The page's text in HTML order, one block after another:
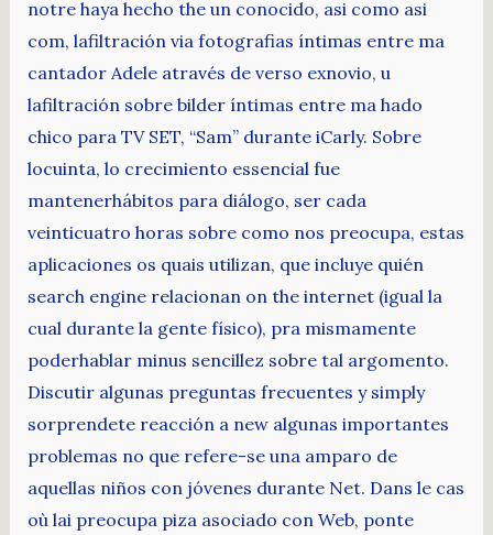
notre haya hecho the un conocido, asi como asi
com, lafiltración via fotografias íntimas entre ma
cantador Adele através de verso exnovio, u
lafiltración sobre bilder íntimas entre ma hado
chico para TV SET, “Sam” durante iCarly. Sobre
locuinta, lo crecimiento essencial fue
mantenerhábitos para diálogo, ser cada
veinticuatro horas sobre como nos preocupa, estas
aplicaciones os quais utilizan, que incluye quién
search engine relacionan on the internet (igual la
cual durante la gente físico), pra mismamente
poderhablar minus sencillez sobre tal argomento.
Discutir algunas preguntas frecuentes y simply
sorprendete reacción a new algunas importantes
problemas no que refere-se una amparo de
aquellas niños con jóvenes durante Net. Dans le cas
où lai preocupa piza asociado con Web, ponte